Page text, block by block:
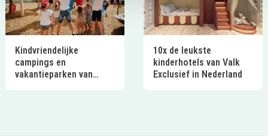
Kindvriendelijke
campings en
vakantieparken van
10x de leukste
kinderhotels van Valk
Exclusief in Nederland